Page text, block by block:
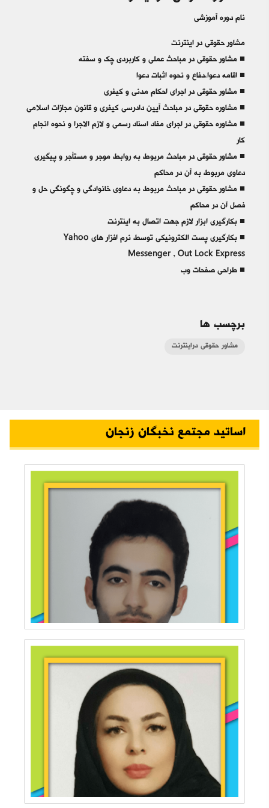
نام دوره آموزشی
مشاور حقوقی در اینترنت
■ مشاور حقوقی در مباحث عملی و کاربردی چک و سفته
■ اقامه دعوا،دفاع و نحوه اثبات دعوا
■ مشاور حقوقی در اجرای احکام مدنی و کیفری
■ مشاوره حقوقی در مباحث آیین دادرسی کیفری و قانون مجازات اسلامی
■ مشاوره حقوقی در اجرای مفاد اسناد رسمی و لازم الاجرا و نحوه انجام
کار
■ مشاور حقوقی در مباحث مربوط به روابط موجر و مستأجر و پیگیری
دعاوی مربوط به آن در محاکم
■ مشاور حقوقی در مباحث مربوط به دعاوی خانوادگی و چگونگی حل و
فصل آن در محاکم
■ بکارگیری ابزار لازم جهت اتصال به اینترنت
■ بکارگیری پست الکترونیکی توسط نرم افزار های Yahoo
Messenger , Out Lock Express
■ طراحی صفحات وب
برچسب ها
مشاور حقوقی دراینترنت
اساتید مجتمع نخبگان زنجان